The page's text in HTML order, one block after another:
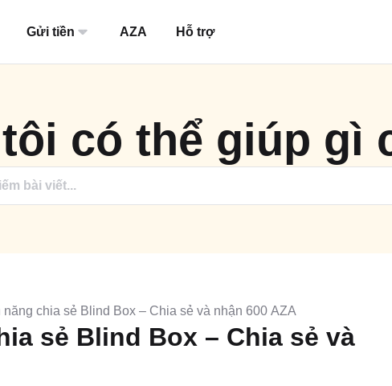
Gửi tiền AZA Hỗ trợ
có thể giúp gì
năng chia sẻ Blind Box – Chia sẻ và nhận 600 AZA
sẻ Blind Box – Chia sẻ và